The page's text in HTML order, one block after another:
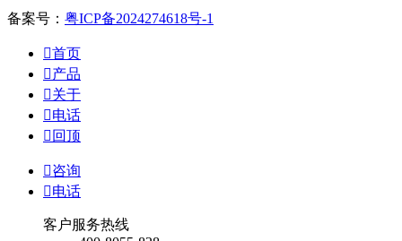
备案号： 粤ICP备2024274618号-1
首页
产品
关于
电话
 回顶
咨询
电话
客户服务热线